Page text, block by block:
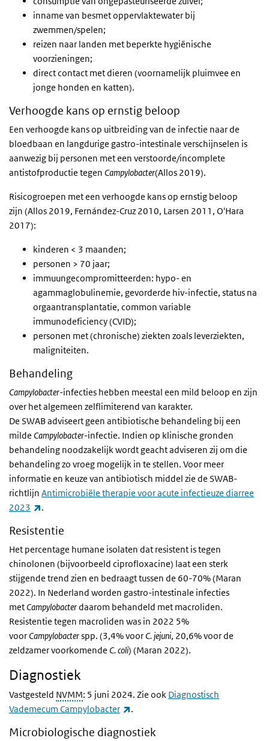
inname van besmet oppervlaktewater bij
zwemmen/spelen;
reizen naar landen met beperkte hygiënische
voorzieningen;
direct contact met dieren (voornamelijk pluimvee en
jonge honden en katten).
Verhoogde kans op ernstig beloop
Een verhoogde kans op uitbreiding van de infectie naar de
bloedbaan en langdurige gastro-intestinale verschijnselen is
aanwezig bij personen met een verstoorde/incomplete
antistofproductie tegen Campylobacter(Allos 2019).
Risicogroepen met een verhoogde kans op ernstig beloop
zijn (Allos 2019, Fernández-Cruz 2010, Larsen 2011, O'Hara
2017):
kinderen < 3 maanden;
personen > 70 jaar;
immuungecompromitteerden: hypo- en
agammaglobulinemie, gevorderde hiv-infectie, status na
orgaantransplantatie, common variable
immunodeficiency (CVID);
personen met (chronische) ziekten zoals leverziekten,
maligniteiten.
Behandeling
Campylobacter-infecties hebben meestal een mild beloop en zijn
over het algemeen zelflimiterend van karakter.
De SWABadviseert geen antibiotische behandeling bij een
milde Campylobacter-infectie. Indien op klinische gronden
behandeling noodzakelijk wordt geacht adviseren zij om die
behandeling zo vroeg mogelijk in te stellen. Voor meer
informatie en keuze van antibiotisch middel zie de SWAB-
richtlijn Antimicrobiële therapie voor acute infectieuze diarree
2023
(externe link)
.
Resistentie
Het percentage humane isolaten dat resistent is tegen
chinolonen (bijvoorbeeld ciprofloxacine) laat een sterk
stijgende trend zien en bedraagt tussen de 60-70% (Maran
2022). In Nederland worden gastro-intestinale infecties
met Campylobacterdaarom behandeld met macroliden.
Resistentie tegen macroliden was in 2022 5%
voor Campylobacterspp. (3,4% voor C. jejuni, 20,6% voor de
zeldzamer voorkomende C. coli) (Maran 2022).
Diagnostiek
Vastgesteld NVMM: 5 juni 2024. Zie ook Diagnostisch
Vademecum Campylobacter
(externe link)
.
Microbiologische diagnostiek